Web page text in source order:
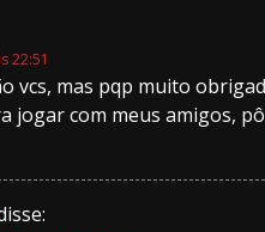
22:51
vcs, mas pqp muito
jogar com meus amigos,